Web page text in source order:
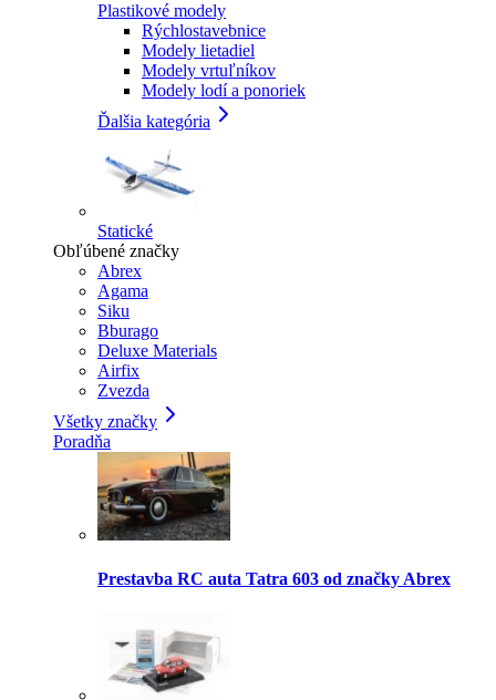
Plastikové modely
Rýchlostavebnice
Modely lietadiel
Modely vrtuľníkov
Modely lodí a ponoriek
Ďalšia kategória
Statické
Obľúbené značky
Abrex
Agama
Siku
Bburago
Deluxe Materials
Airfix
Zvezda
Všetky značky
Poradňa
Prestavba RC auta Tatra 603 od značky Abrex